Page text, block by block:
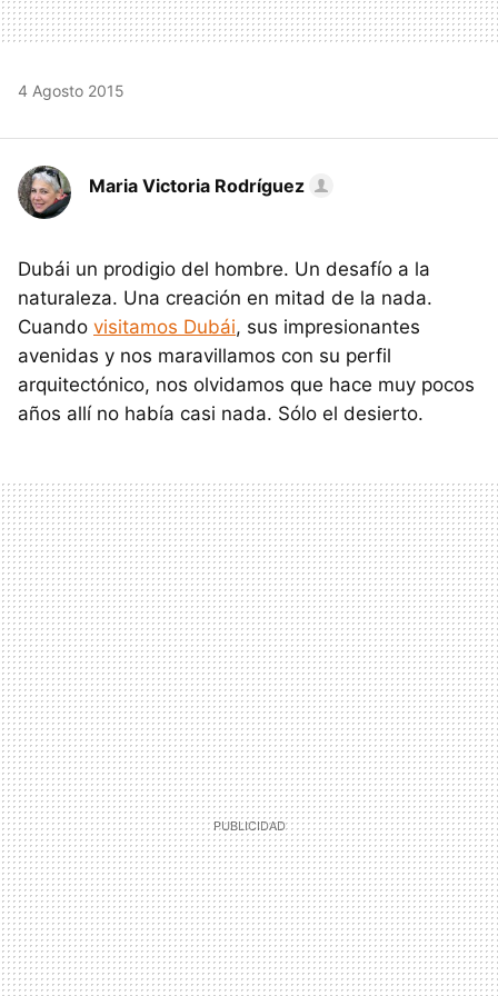
4 Agosto 2015
Maria Victoria Rodríguez
Dubái un prodigio del hombre. Un desafío a la
naturaleza. Una creación en mitad de la nada.
Cuando visitamos Dubái, sus impresionantes
avenidas y nos maravillamos con su perfil
arquitectónico, nos olvidamos que hace muy pocos
años allí no había casi nada. Sólo el desierto.